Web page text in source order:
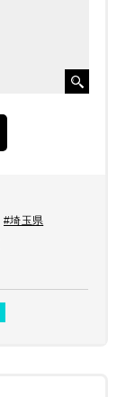
#埼玉県